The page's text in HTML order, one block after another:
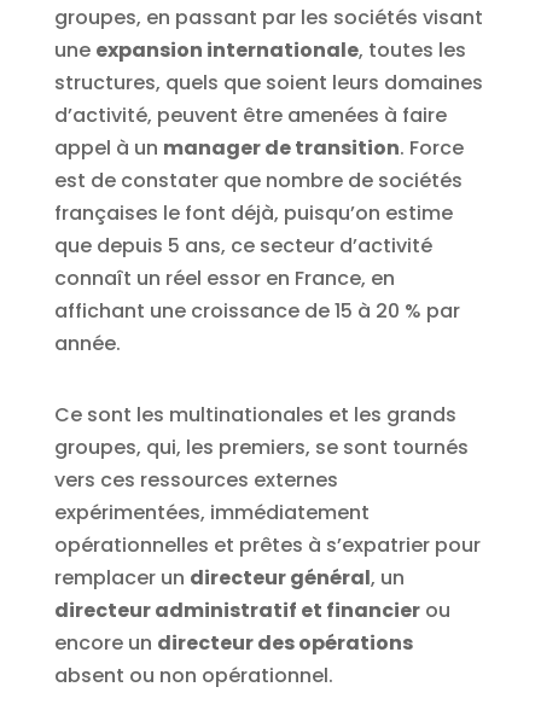
groupes, en passant par les sociétés visant
une expansion internationale, toutes les
structures, quels que soient leurs domaines
d’activité, peuvent être amenées à faire
appel à un manager de transition. Force
est de constater que nombre de sociétés
françaises le font déjà, puisqu’on estime
que depuis 5 ans, ce secteur d’activité
connaît un réel essor en France, en
affichant une croissance de 15 à 20 % par
année.
Ce sont les multinationales et les grands
groupes, qui, les premiers, se sont tournés
vers ces ressources externes
expérimentées, immédiatement
opérationnelles et prêtes à s’expatrier pour
remplacer un directeur général, un
directeur administratif et financierou
encore un directeur des opérations
absent ou non opérationnel.